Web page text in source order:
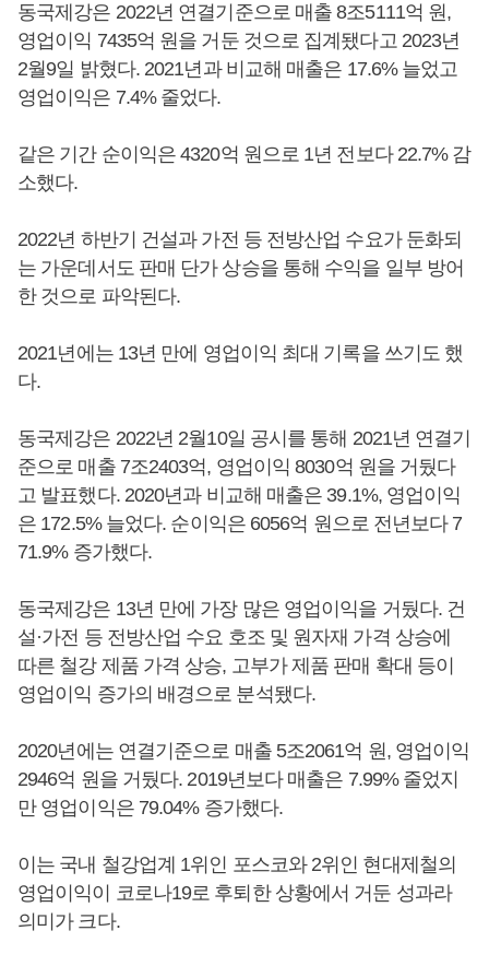
동국제강은 2022년 연결기준으로 매출 8조5111억 원,
영업이익 7435억 원을 거둔 것으로 집계됐다고 2023년
2월9일 밝혔다. 2021년과 비교해 매출은 17.6% 늘었고
영업이익은 7.4% 줄었다.
같은 기간 순이익은 4320억 원으로 1년 전보다 22.7% 감
소했다.
2022년 하반기 건설과 가전 등 전방산업 수요가 둔화되
는 가운데서도 판매 단가 상승을 통해 수익을 일부 방어
한 것으로 파악된다.
2021년에는 13년 만에 영업이익 최대 기록을 쓰기도 했
다.
동국제강은 2022년 2월10일 공시를 통해 2021년 연결기
준으로 매출 7조2403억, 영업이익 8030억 원을 거뒀다
고 발표했다. 2020년과 비교해 매출은 39.1%, 영업이익
은 172.5% 늘었다. 순이익은 6056억 원으로 전년보다 7
71.9% 증가했다.
동국제강은 13년 만에 가장 많은 영업이익을 거뒀다. 건
설·가전 등 전방산업 수요 호조 및 원자재 가격 상승에
따른 철강 제품 가격 상승, 고부가 제품 판매 확대 등이
영업이익 증가의 배경으로 분석됐다.
2020년에는 연결기준으로 매출 5조2061억 원, 영업이익
2946억 원을 거뒀다. 2019년보다 매출은 7.99% 줄었지
만 영업이익은 79.04% 증가했다.
이는 국내 철강업계 1위인 포스코와 2위인 현대제철의
영업이익이 코로나19로 후퇴한 상황에서 거둔 성과라
의미가 크다.